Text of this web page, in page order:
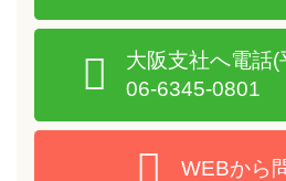
大阪支社へ電話(
06-6345-0801
WEBから